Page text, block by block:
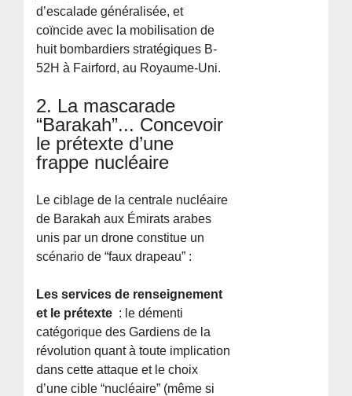
d’escalade généralisée, et
coïncide avec la mobilisation de
huit bombardiers stratégiques B-
52H à Fairford, au Royaume-Uni.
2. La mascarade
“Barakah”... Concevoir
le prétexte d’une
frappe nucléaire
Le ciblage de la centrale nucléaire
de Barakah aux Émirats arabes
unis par un drone constitue un
scénario de “faux drapeau” :
Les services de renseignement
et le prétexte : le démenti
catégorique des Gardiens de la
révolution quant à toute implication
dans cette attaque et le choix
d’une cible “nucléaire” (même si